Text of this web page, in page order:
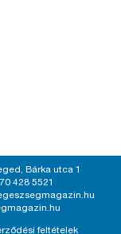
Bárka utca 1
428 5521
feltételek